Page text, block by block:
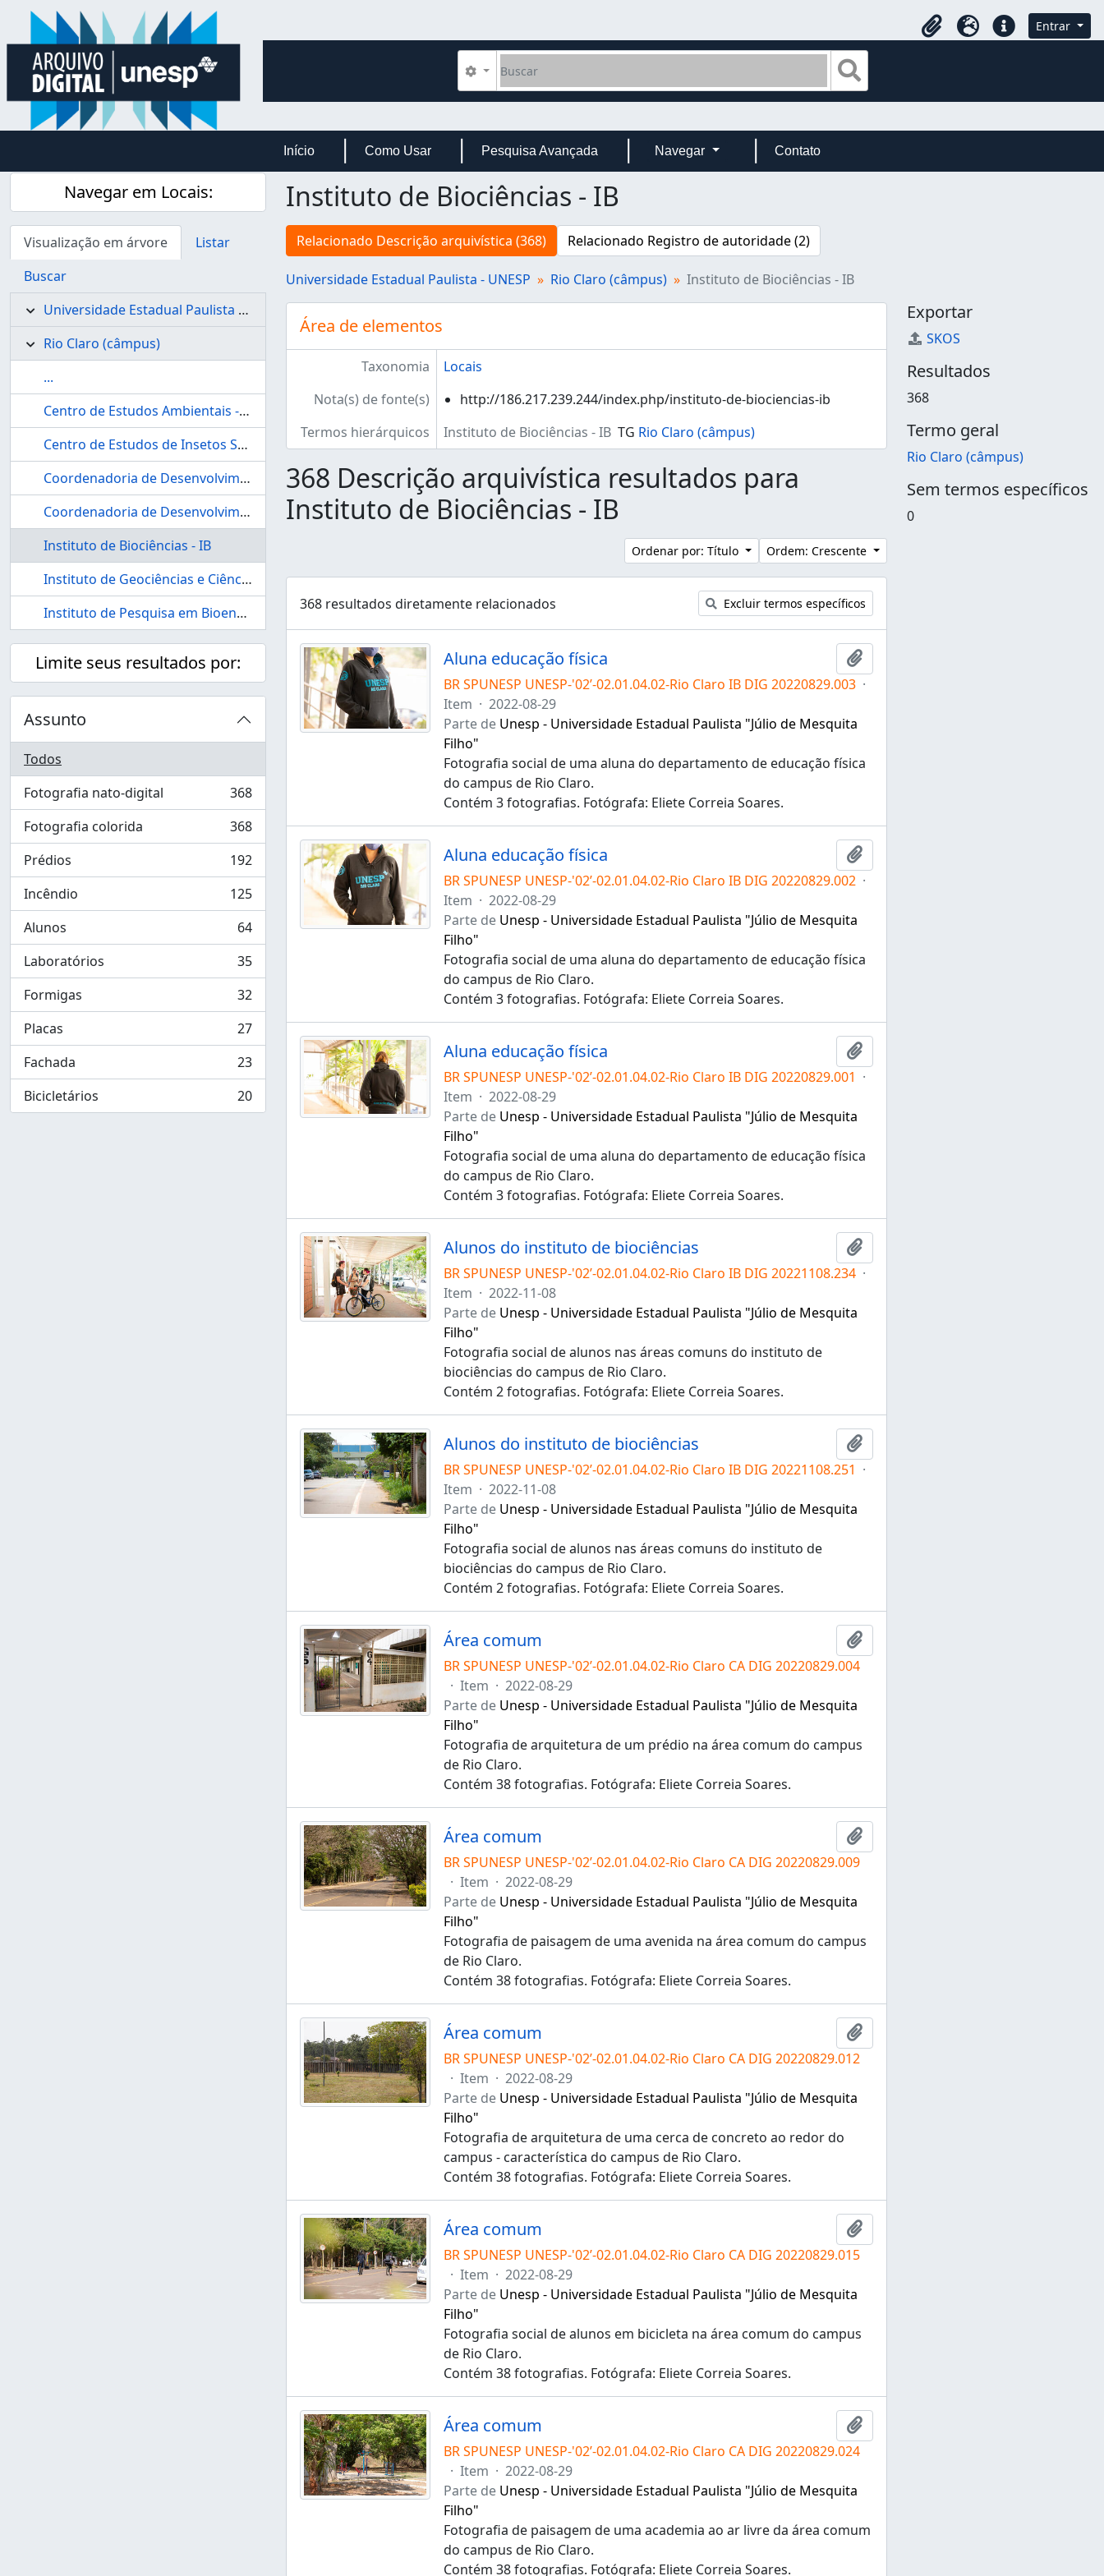
Skip to main content
Área de Transferência
IdiomaAtalhos Entrar
Buscar
Opções de busca
Início Como Usar Pesquisa Avançada Navegar Contato
Navegar em Locais:
Visualização em árvore
Listar
Buscar
Universidade Estadual Paulista - UNESP
Rio Claro (câmpus)
...
Centro de Estudos Ambientais - CEA
Centro de Estudos de Insetos Sociais - CEIS
Coordenadoria de Desenvolvimento Profissional e Práticas Pedagógicas - CDeP3 - IB
Coordenadoria de Desenvolvimento Profissional e Práticas Pedagógicas - CDeP3 - IGCE
Instituto de Biociências - IB
Instituto de Geociências e Ciências Exatas - IGCE
Instituto de Pesquisa em Bioenergia - IPBEN
Limite seus resultados por:
Assunto
Todos
Fotografia nato-digital
, 368 resultados
368
Fotografia colorida
, 368 resultados
368
Prédios
, 192 resultados
192
Incêndio
, 125 resultados
125
Alunos
, 64 resultados
64
Laboratórios
, 35 resultados
35
Formigas
, 32 resultados
32
Placas
, 27 resultados
27
Fachada
, 23 resultados
23
Bicicletários
, 20 resultados 20
Instituto de Biociências - IB
Relacionado Descrição arquivística (368) Relacionado Registro de autoridade (2)
Universidade Estadual Paulista - UNESP Rio Claro (câmpus) Instituto de Biociências - IB
Área de elementos
Taxonomia
Locais
Nota(s) de fonte(s)
http://186.217.239.244/index.php/instituto-de-biociencias-ib
Termos hierárquicos
Instituto de Biociências - IB TG Rio Claro (câmpus)
368 Descrição arquivística resultados para
Instituto de Biociências - IB
Ordenar por: Título Ordem: Crescente
368 resultados diretamente relacionados Excluir termos específicos
Aluna educação física
Adicionar a área de transferência
BR SPUNESP UNESP-'02’-02.01.04.02-Rio Claro IB DIG 20220829.003 ·
Item · 2022-08-29
Parte de Unesp - Universidade Estadual Paulista "Júlio de Mesquita
Filho"
Fotografia social de uma aluna do departamento de educação física
do campus de Rio Claro.
Contém 3 fotografias. Fotógrafa: Eliete Correia Soares.
Aluna educação física
Adicionar a área de transferência
BR SPUNESP UNESP-'02’-02.01.04.02-Rio Claro IB DIG 20220829.002 ·
Item · 2022-08-29
Parte de Unesp - Universidade Estadual Paulista "Júlio de Mesquita
Filho"
Fotografia social de uma aluna do departamento de educação física
do campus de Rio Claro.
Contém 3 fotografias. Fotógrafa: Eliete Correia Soares.
Aluna educação física
Adicionar a área de transferência
BR SPUNESP UNESP-'02’-02.01.04.02-Rio Claro IB DIG 20220829.001 ·
Item · 2022-08-29
Parte de Unesp - Universidade Estadual Paulista "Júlio de Mesquita
Filho"
Fotografia social de uma aluna do departamento de educação física
do campus de Rio Claro.
Contém 3 fotografias. Fotógrafa: Eliete Correia Soares.
Alunos do instituto de biociências
Adicionar a área de transferência
BR SPUNESP UNESP-'02’-02.01.04.02-Rio Claro IB DIG 20221108.234 ·
Item · 2022-11-08
Parte de Unesp - Universidade Estadual Paulista "Júlio de Mesquita
Filho"
Fotografia social de alunos nas áreas comuns do instituto de
biociências do campus de Rio Claro.
Contém 2 fotografias. Fotógrafa: Eliete Correia Soares.
Alunos do instituto de biociências
Adicionar a área de transferência
BR SPUNESP UNESP-'02’-02.01.04.02-Rio Claro IB DIG 20221108.251 ·
Item · 2022-11-08
Parte de Unesp - Universidade Estadual Paulista "Júlio de Mesquita
Filho"
Fotografia social de alunos nas áreas comuns do instituto de
biociências do campus de Rio Claro.
Contém 2 fotografias. Fotógrafa: Eliete Correia Soares.
Área comum
Adicionar a área de transferência
BR SPUNESP UNESP-'02’-02.01.04.02-Rio Claro CA DIG 20220829.004
· Item · 2022-08-29
Parte de Unesp - Universidade Estadual Paulista "Júlio de Mesquita
Filho"
Fotografia de arquitetura de um prédio na área comum do campus
de Rio Claro.
Contém 38 fotografias. Fotógrafa: Eliete Correia Soares.
Área comum
Adicionar a área de transferência
BR SPUNESP UNESP-'02’-02.01.04.02-Rio Claro CA DIG 20220829.009
· Item · 2022-08-29
Parte de Unesp - Universidade Estadual Paulista "Júlio de Mesquita
Filho"
Fotografia de paisagem de uma avenida na área comum do campus
de Rio Claro.
Contém 38 fotografias. Fotógrafa: Eliete Correia Soares.
Área comum
Adicionar a área de transferência
BR SPUNESP UNESP-'02’-02.01.04.02-Rio Claro CA DIG 20220829.012
· Item · 2022-08-29
Parte de Unesp - Universidade Estadual Paulista "Júlio de Mesquita
Filho"
Fotografia de arquitetura de uma cerca de concreto ao redor do
campus - característica do campus de Rio Claro.
Contém 38 fotografias. Fotógrafa: Eliete Correia Soares.
Área comum
Adicionar a área de transferência
BR SPUNESP UNESP-'02’-02.01.04.02-Rio Claro CA DIG 20220829.015
· Item · 2022-08-29
Parte de Unesp - Universidade Estadual Paulista "Júlio de Mesquita
Filho"
Fotografia social de alunos em bicicleta na área comum do campus
de Rio Claro.
Contém 38 fotografias. Fotógrafa: Eliete Correia Soares.
Área comum
Adicionar a área de transferência
BR SPUNESP UNESP-'02’-02.01.04.02-Rio Claro CA DIG 20220829.024
· Item · 2022-08-29
Parte de Unesp - Universidade Estadual Paulista "Júlio de Mesquita
Filho"
Fotografia de paisagem de uma academia ao ar livre da área comum
do campus de Rio Claro.
Contém 38 fotografias. Fotógrafa: Eliete Correia Soares.
Exportar
SKOS
Resultados
368
Termo geral
Rio Claro (câmpus)
Sem termos específicos
0